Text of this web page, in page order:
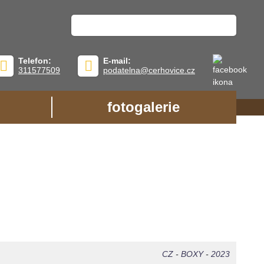
Telefon:
311577509
E-mail:
podatelna@cerhovice.cz
fotogalerie
CZ- BOXY- 2023